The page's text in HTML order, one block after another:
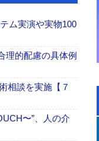
ム実演や実物100
理的配慮の具体例
相談を実施【７
〜”、人の介